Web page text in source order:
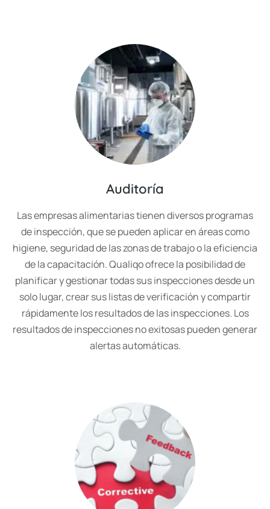
Auditoría
Las empresas alimentarias tienen diversos programas
de inspección, que se pueden aplicar en áreas como
higiene, seguridad de las zonas de trabajo o la eficiencia
de la capacitación. Qualiqo ofrece la posibilidad de
planificar y gestionar todas sus inspecciones desde un
solo lugar, crear sus listas de verificación y compartir
rápidamente los resultados de las inspecciones. Los
resultados de inspecciones no exitosas pueden generar
alertas automáticas.